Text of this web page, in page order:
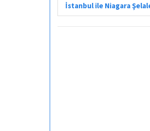
İstanbul ile Niagara